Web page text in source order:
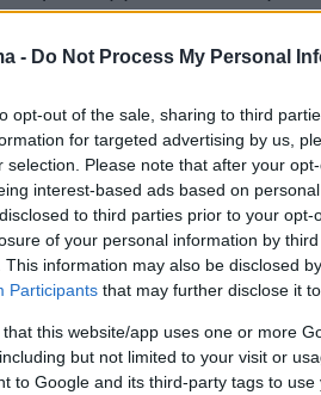
- Do Not Process My Personal
opt-out of the sale, sharing to third
for targeted advertising by us,
selection. Please note that after your
interest-based ads based on
to third parties prior to your
of your personal information by
This information may also be disclosed
Participants that may further disclose it
that this website/app uses one or more
but not limited to your visit or
to Google and its third-party tags to
κατά του Ιράν,
χωρών,
κατά του Ιράν συνεχίσει
ξεκίνησαν απόπειρες
υπάρχει προς το παρόν
σε εμπορικά πλοία.
επιθέσεων σε εμπορικά
αυξάνεται.